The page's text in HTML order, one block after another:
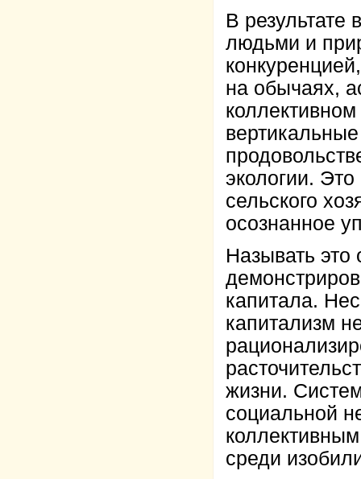
В
людьми и
на обычаях,
экологии.
сельского
осознанное
Называть
капитала.
капитализм
жизни.
социальной
среди